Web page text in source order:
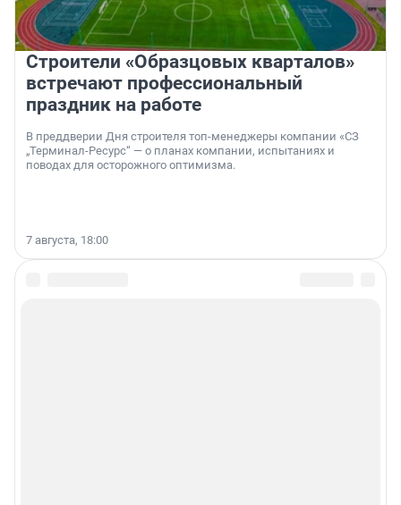
Строители «Образцовых кварталов»
встречают профессиональный
праздник на работе
В преддверии Дня строителя топ-менеджеры компании «СЗ
„Терминал-Ресурс“ — о планах компании, испытаниях и
поводах для осторожного оптимизма.
7 августа, 18:00